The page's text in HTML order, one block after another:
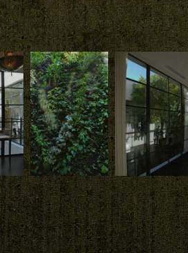
Download Download